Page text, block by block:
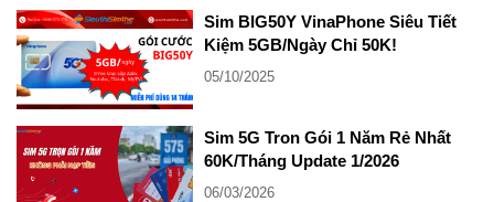
Sim BIG50Y VinaPhone Siêu Tiết
Kiệm 5GB/Ngày Chỉ 50K!
05/10/2025
Sim 5G Tron Gói 1 Năm Rẻ Nhất
60K/Tháng Update 1/2026
06/03/2026